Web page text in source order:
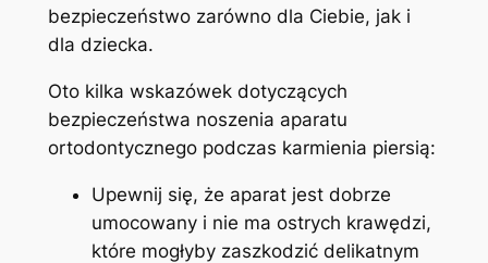
bezpieczeństwo zarówno dla Ciebie, jak i
dla dziecka.
Oto kilka wskazówek dotyczących
bezpieczeństwa noszenia aparatu
ortodontycznego podczas⁤ karmienia piersią:
Upewnij się, że aparat jest dobrze
umocowany i nie⁣ ma ostrych krawędzi,
które ‍mogłyby zaszkodzić ⁢delikatnym